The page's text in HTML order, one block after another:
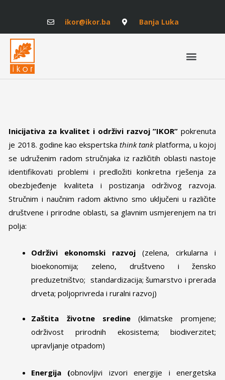
ikor@ikor.ba Banja Luka
Inicijativa za kvalitet i održivi razvoj ”IKOR” pokrenuta
je 2018. godine kao ekspertskathink tankplatforma, u kojoj
se udruženim radom stručnjaka iz različitih oblasti nastoje
identifikovati problemi i predložiti konkretna rješenja za
obezbjeđenje kvaliteta i postizanja održivog razvoja.
Stručnim i naučnim radom aktivno smo uključeni u različite
društvene i prirodne oblasti, sa glavnim usmjerenjem na tri
polja:
Održivi ekonomski razvoj(zelena, cirkularna i
bioekonomija; zeleno, društveno i žensko
preduzetništvo; standardizacija; šumarstvo i prerada
drveta; poljoprivreda i ruralni razvoj)
Zaštita životne sredine(klimatske promjene;
održivost prirodnih ekosistema; biodiverzitet;
upravljanje otpadom)
Energija (obnovljivi izvori energije i energetska